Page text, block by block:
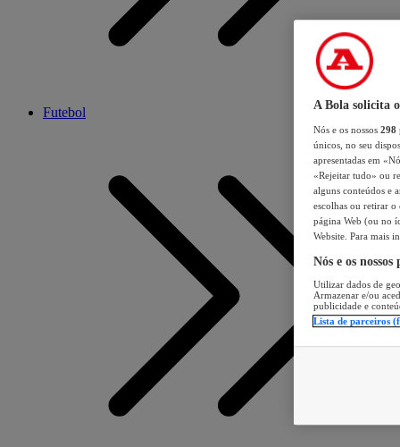
Futebol A Bola solicita
Nós e os nossos 298
únicos, no seu
apresentadas em
«Rejeitar tudo» ou
alguns conteúdos e
escolhas ou retirar
página Web (ou no
Website. Para mais
Nós e os
Utilizar dados de
Armazenar e/ou
publicidade e
Lista de parceiros